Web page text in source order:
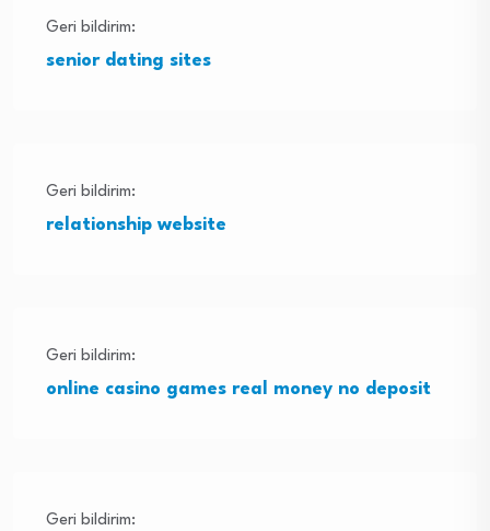
Geri bildirim:
senior dating sites
Geri bildirim:
relationship website
Geri bildirim:
online casino games real money no deposit
Geri bildirim: